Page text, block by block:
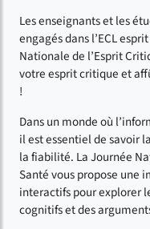
Les enseignants et les
engagés dans l’ECL
Nationale de l’Esprit
votre esprit critique et
!
Dans un monde où
il est essentiel de savoir
la fiabilité. La Journée
Santé vous propose une
interactifs pour explorer
cognitifs et des